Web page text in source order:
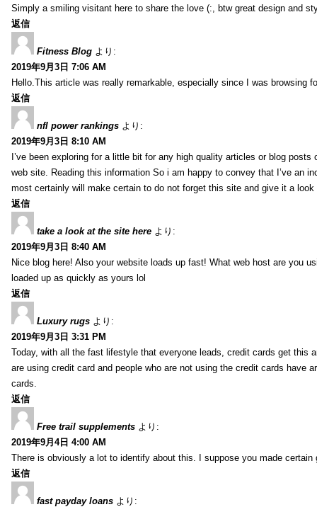
Simply a smiling visitant here to share the love (:, btw great design and
返信
Fitness Blog より:
2019年9月3日 7:06 AM
Hello.This article was really remarkable, especially since I was browsing
返信
nfl power rankings より:
2019年9月3日 8:10 AM
I’ve been exploring for a little bit for any high quality articles or blog
web site. Reading this information So i am happy to convey that I’ve an
most certainly will make certain to do not forget this site and give it a look
返信
take a look at the site here より:
2019年9月3日 8:40 AM
Nice blog here! Also your website loads up fast! What web host are you
loaded up as quickly as yours lol
返信
Luxury rugs より:
2019年9月3日 3:31 PM
Today, with all the fast lifestyle that everyone leads, credit cards get this
are using credit card and people who are not using the credit cards have
cards.
返信
Free trail supplements より:
2019年9月4日 4:00 AM
There is obviously a lot to identify about this. I suppose you made certain
返信
fast payday loans より: